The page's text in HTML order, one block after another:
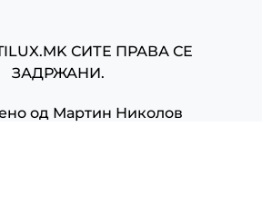
СИТЕ ПРАВА СЕ
ЗАДРЖАНИ.
од Мартин Николов